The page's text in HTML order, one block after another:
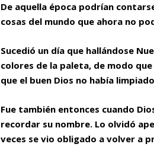
De aquella época podrían
cosas del mundo que ahora no
Sucedió un día que hallándose
colores de la paleta, de modo
que el buen Dios no había
Fue también entonces cuando
recordar su nombre. Lo olvidó
veces se vio obligado a volver a